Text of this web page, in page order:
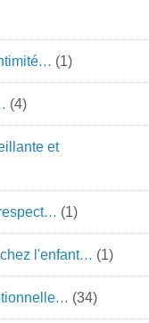
(1)
(4)
et
(1)
l'enfant… (1)
(34)